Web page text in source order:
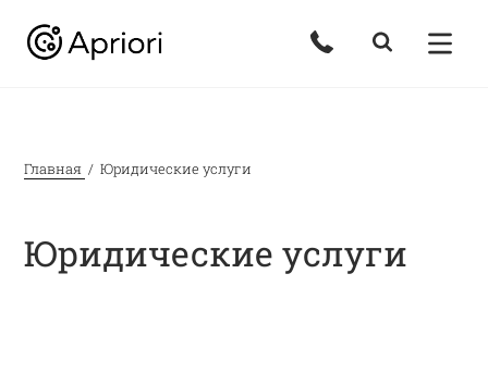
Главная Юридические услуги
Юридические услуги